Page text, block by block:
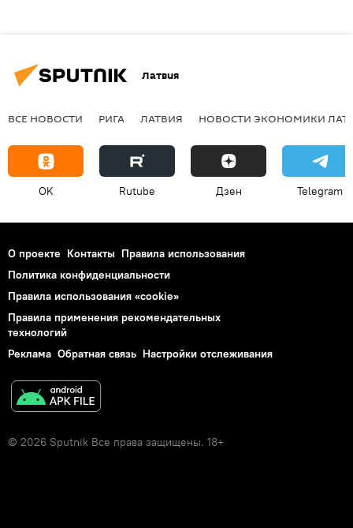
Латвия
ВСЕ НОВОСТИ РИГА ЛАТВИЯ НОВОСТИ ЭКОНОМИКИ
OK Rutube Дзен Telegram
О проекте Контакты Правила использования
Политика конфиденциальности
Правила использования «cookie»
Правила применения рекомендательных
технологий
Реклама Обратная связь Настройки отслеживания
© 2026 Sputnik Все права защищены. 18+